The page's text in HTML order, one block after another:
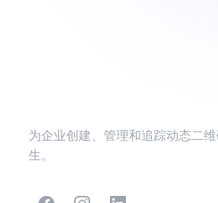
为企业创建、管理和追踪动态二
生。